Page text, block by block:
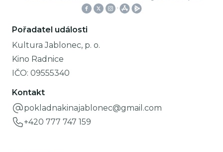
Pořadatel události
Kultura Jablonec, p. o.
Kino Radnice
IČO: 09555340
Kontakt
pokladnakinajablonec@gmail.com
+420 777 747 159